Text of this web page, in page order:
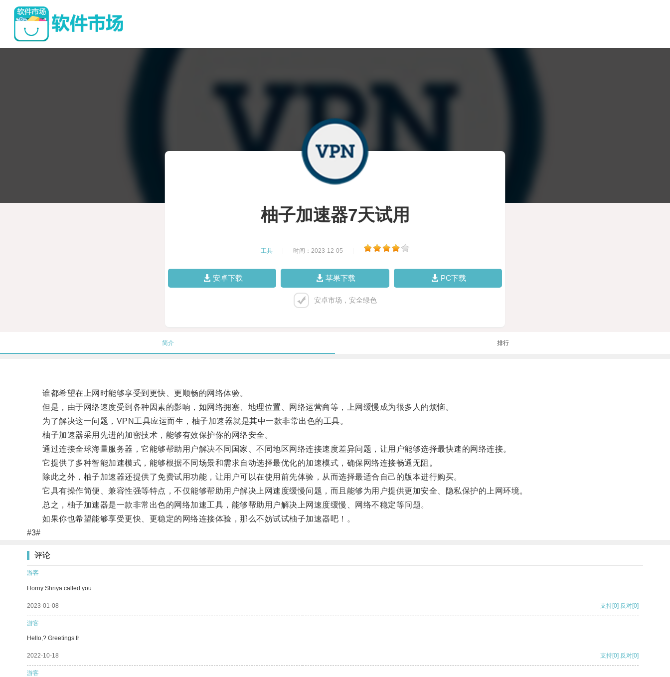
柚子加速器7天试用
工具 时间：2023-12-05
安卓下载 苹果下载 PC下载
安卓市场，安全绿色
简介 排行
谁都希望在上网时能够享受到更快、更顺畅的网络体验。
但是，由于网络速度受到各种因素的影响，如网络拥塞、地理位置、网络运营商等，上网缓慢成为很多人的烦恼。
为了解决这一问题，VPN工具应运而生，柚子加速器就是其中一款非常出色的工具。
柚子加速器采用先进的加密技术，能够有效保护你的网络安全。
通过连接全球海量服务器，它能够帮助用户解决不同国家、不同地区网络连接速度差异问题，让用户能够选择最快速的网络连接。
它提供了多种智能加速模式，能够根据不同场景和需求自动选择最优化的加速模式，确保网络连接畅通无阻。
除此之外，柚子加速器还提供了免费试用功能，让用户可以在使用前先体验，从而选择最适合自己的版本进行购买。
它具有操作简便、兼容性强等特点，不仅能够帮助用户解决上网速度缓慢问题，而且能够为用户提供更加安全、隐私保护的上网环境。
总之，柚子加速器是一款非常出色的网络加速工具，能够帮助用户解决上网速度缓慢、网络不稳定等问题。
如果你也希望能够享受更快、更稳定的网络连接体验，那么不妨试试柚子加速器吧！。
#3#
评论
游客
Horny Shriya called you
2023-01-08 支持[0] 反对[0]
游客
Hello,? Greetings fr
2022-10-18 支持[0] 反对[0]
游客